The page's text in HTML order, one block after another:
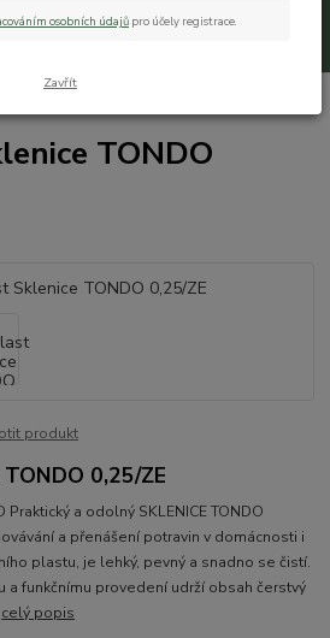
TONDO
produkt
0,25/ZE
Praktický a odolný SKLENICE TONDO
a přenášení potravin v domácnosti i
plastu, je lehký, pevný a snadno se čistí.
a funkčnímu provedení udrží obsah čerstvý
celý popis
osobních údajů pro účely registrace.
Zavřít